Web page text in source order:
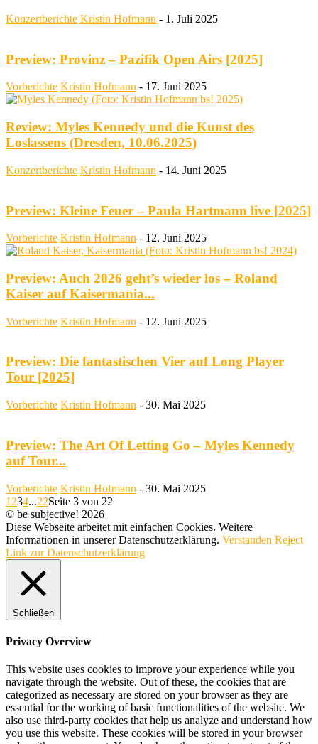
Konzertberichte Kristin Hofmann - 1. Juli 2025
Preview: Provinz – Pazifik Open Airs [2025]
Vorberichte Kristin Hofmann - 17. Juni 2025
Review: Myles Kennedy und die Kunst des
Loslassens (Dresden, 10.06.2025)
Konzertberichte Kristin Hofmann - 14. Juni 2025
Preview: Kleine Feuer – Paula Hartmann live [2025]
Vorberichte Kristin Hofmann - 12. Juni 2025
Preview: Auch 2026 geht’s wieder los – Roland
Kaiser auf Kaisermania...
Vorberichte Kristin Hofmann - 12. Juni 2025
Preview: Die fantastischen Vier auf Long Player
Tour [2025]
Vorberichte Kristin Hofmann - 30. Mai 2025
Preview: The Art Of Letting Go – Myles Kennedy
auf Tour...
Vorberichte Kristin Hofmann - 30. Mai 2025
1 234...22Seite 3 von 22
© be subjective! 2026
Diese Webseite arbeitet mit einfachen Cookies. Weitere
Informationen in unserer Datenschutzerklärung. Verstanden Reject
Link zur Datenschutzerklärung
Schließen
Privacy Overview
This website uses cookies to improve your experience while you
navigate through the website. Out of these, the cookies that are
categorized as necessary are stored on your browser as they are
essential for the working of basic functionalities of the website. We
also use third-party cookies that help us analyze and understand how
you use this website. These cookies will be stored in your browser